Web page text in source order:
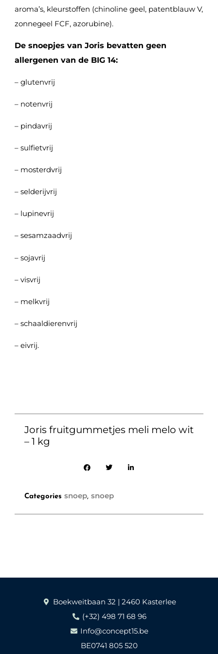
aroma’s, kleurstoffen (chinoline geel, patentblauw V,
zonnegeel FCF, azorubine).
De snoepjes van Joris bevatten geen
allergenen van de BIG 14:
– glutenvrij
– notenvrij
– pindavrij
– sulfietvrij
– mosterdvrij
– selderijvrij
– lupinevrij
– sesamzaadvrij
– sojavrij
– visvrij
– melkvrij
– schaaldierenvrij
– eivrij.
Joris fruitgummetjes meli melo wit
– 1 kg
Categories snoep, snoep
Boekweitbaan 32 | 2460 Kasterlee
(+32) 498 71 68 96
Info@concept15.be
BE0741 805 520